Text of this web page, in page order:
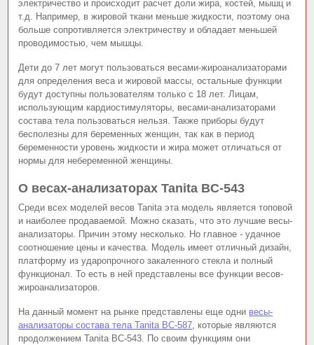
электричество и происходит расчет доли жира, костей, мышц и
т.д. Например, в жировой ткани меньше жидкости, поэтому она
больше сопротивляется электричеству и обладает меньшей
проводимостью, чем мышцы.
Дети до 7 лет могут пользоваться весами-жироанализаторами
для определения веса и жировой массы, остальные функции
будут доступны пользователям только с 18 лет. Лицам,
использующим кардиостимуляторы, весами-анализаторами
состава тела пользоваться нельзя. Также приборы будут
бесполезны для беременных женщин, так как в период
беременности уровень жидкости и жира может отличаться от
нормы для небеременной женщины.
О весах-анализаторах Tanita BC-543
Среди всех моделей весов Tanita эта модель является топовой
и наиболее продаваемой. Можно сказать, что это лучшие весы-
анализаторы. Причин этому несколько. Но главное - удачное
соотношение цены и качества. Модель имеет отличный дизайн,
платформу из ударопрочного закаленного стекла и полный
функционал. То есть в ней представлены все функции весов-
жироанализаторов.
На данный момент на рынке представлены еще одни весы-
анализаторы состава тела Tanita BC-587 , которые являются
продолжением Tanita BC-543. По своим функциям они